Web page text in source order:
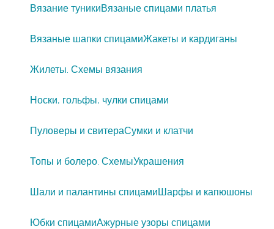
Вязание туникиВязаные спицами платья
Вязаные шапки спицамиЖакеты и кардиганы
Жилеты. Схемы вязания
Носки, гольфы, чулки спицами
Пуловеры и свитераСумки и клатчи
Топы и болеро. СхемыУкрашения
Шали и палантины спицамиШарфы и капюшоны
Юбки спицамиАжурные узоры спицами